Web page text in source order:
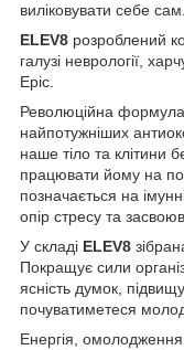
виліковувати себе сам.
ELEV8 розроблений
галузі неврології,
Epic.
Революційна формула
найпотужніших
наше тіло та клітини
працювати йому на
позначається на
опір стресу та
У складі ELEV8
Покращує сили
ясність думок,
почуватиметеся
Енергія,